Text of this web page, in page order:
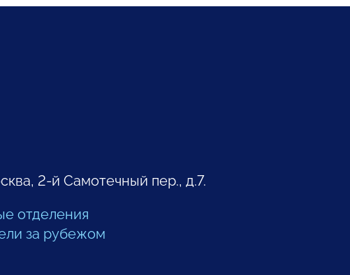
2-й Самотечный пер., д.7.
отделения
за рубежом